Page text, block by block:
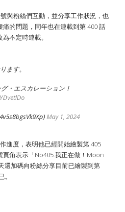
與粉絲們互動，並分享工作狀況，也
的問題，同年也在連載到第 400 話
不定時連載。
ます。
・エスカレーション！
May 1, 2024
進度，表明他已經開始繪製第 405
頁角表示「No405.我正在做！Moon
還加碼向粉絲分享目前已繪製到第